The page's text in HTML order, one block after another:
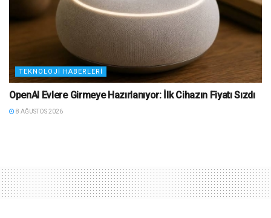
TEKNOLOJI HABERLERI
OpenAI Evlere Girmeye Hazırlanıyor: İlk Cihazın Fiyatı Sızdı
8 AĞUSTOS 2026